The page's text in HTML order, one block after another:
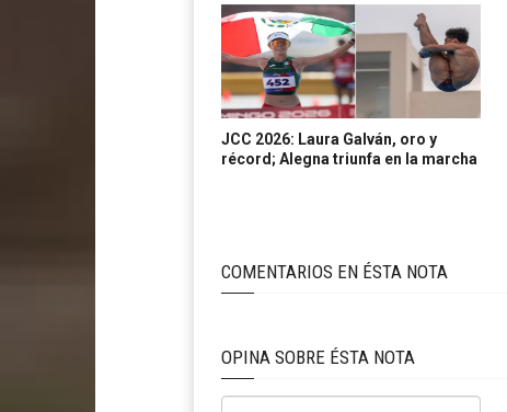
JCC 2026: Laura Galván, oro y
récord; Alegna triunfa en la marcha
COMENTARIOS EN ÉSTA NOTA
OPINA SOBRE ÉSTA NOTA